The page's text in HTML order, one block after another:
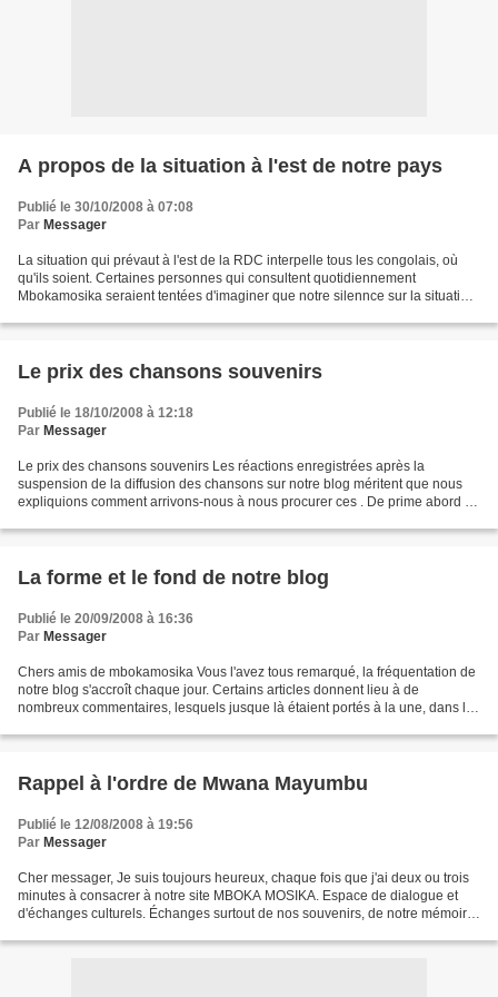
A propos de la situation à l'est de notre pays
Publié le 30/10/2008 à 07:08
Par Messager
La situation qui prévaut à l'est de la RDC interpelle tous les congolais, où
qu'ils soient. Certaines personnes qui consultent quotidiennement
Mbokamosika seraient tentées d'imaginer que notre silennce sur la situation
Le prix des chansons souvenirs
Publié le 18/10/2008 à 12:18
Par Messager
Le prix des chansons souvenirs Les réactions enregistrées après la
suspension de la diffusion des chansons sur notre blog méritent que nous
expliquions comment arrivons-nous à nous procurer ces
. De prime abord il
La forme et le fond de notre blog
Publié le 20/09/2008 à 16:36
Par Messager
Chers amis de mbokamosika Vous l'avez tous remarqué, la fréquentation de
notre blog s'accroît chaque jour. Certains articles donnent lieu à de
nombreux commentaires, lesquels jusque là étaient portés à la une, dans le
Rappel à l'ordre de Mwana Mayumbu
Publié le 12/08/2008 à 19:56
Par Messager
Cher messager, Je suis toujours heureux, chaque fois que j'ai deux ou trois
minutes à consacrer à notre site MBOKA MOSIKA. Espace de dialogue et
d'échanges culturels. Échanges surtout de nos souvenirs, de notre mémoire.